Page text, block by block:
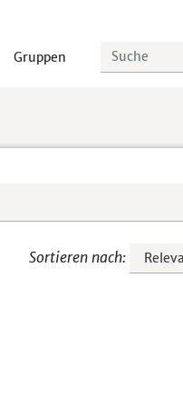
Gruppen
Sortieren nach